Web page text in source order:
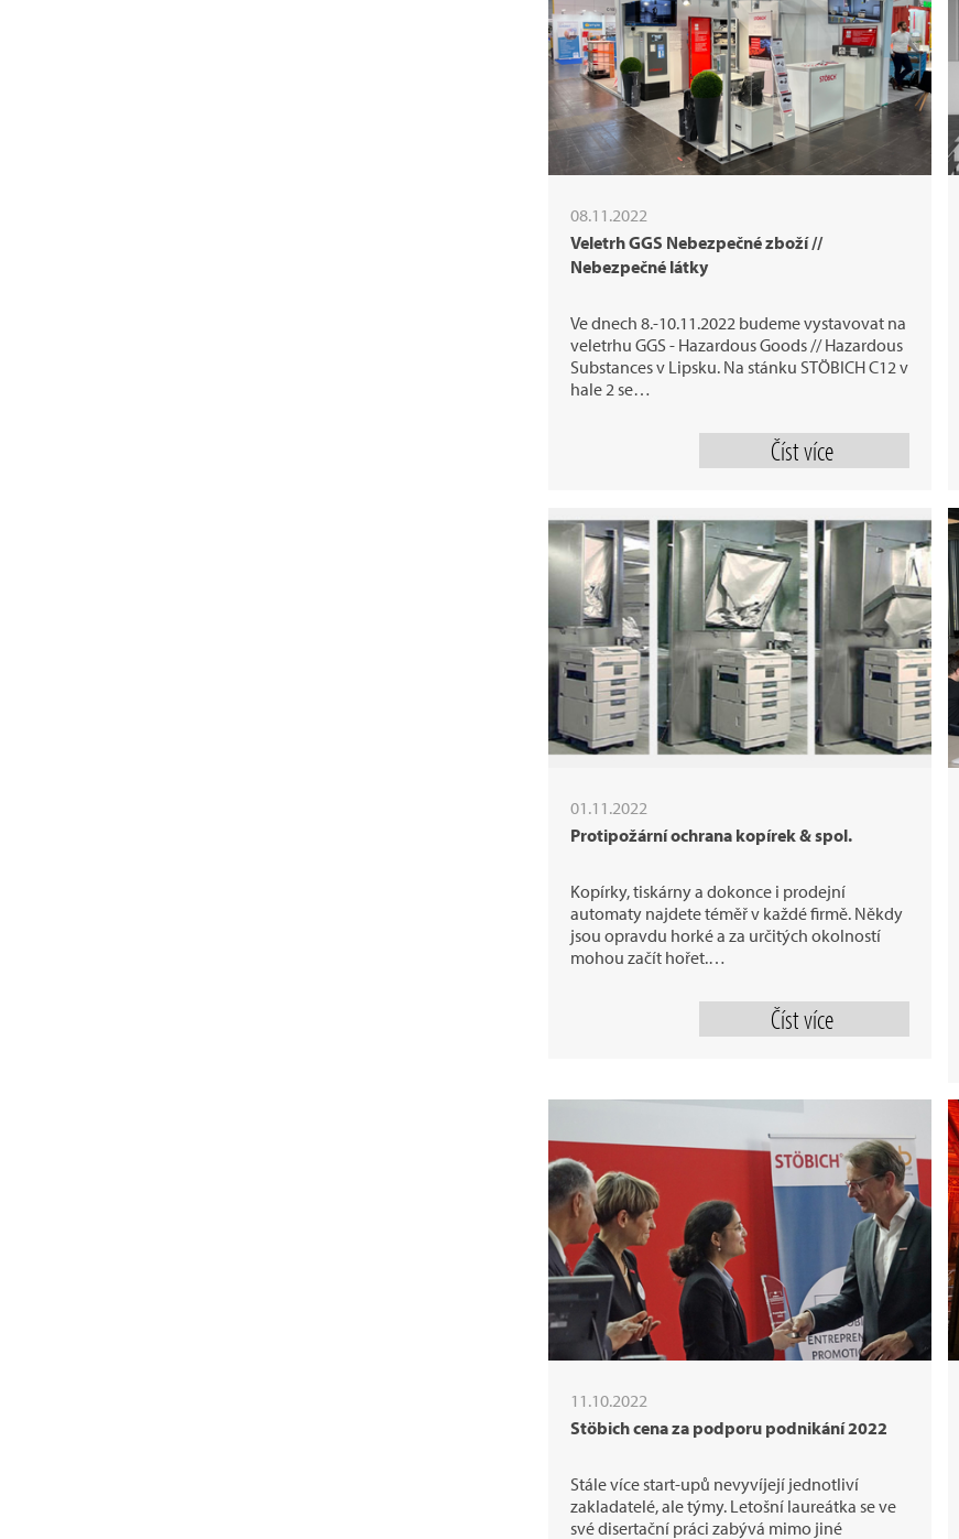
08.11.2022
Veletrh GGS Nebezpečné zboží //
Nebezpečné látky
Ve dnech 8.-10.11.2022 budeme vystavovat na
veletrhu GGS - Hazardous Goods // Hazardous
Substances v Lipsku. Na stánku STÖBICH C12 v
hale 2 se…
Číst více
01.11.2022
Protipožární ochrana kopírek & spol.
Kopírky, tiskárny a dokonce i prodejní
automaty najdete téměř v každé firmě. Někdy
jsou opravdu horké a za určitých okolností
mohou začít hořet.…
Číst více
11.10.2022
Stöbich cena za podporu podnikání 2022
Stále více start-upů nevyvíjejí jednotliví
zakladatelé, ale týmy. Letošní laureátka se ve
své disertační práci zabývá mimo jiné